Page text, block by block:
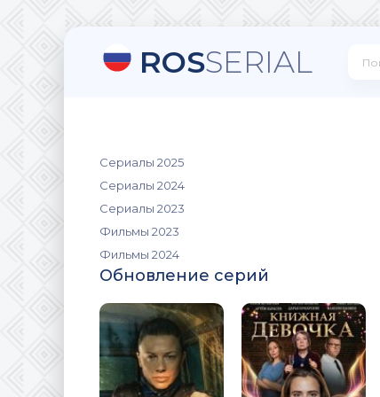
ROSSERIAL
Сериалы 2025
Сериалы 2024
Сериалы 2023
Фильмы 2023
Фильмы 2024
Обновление серий